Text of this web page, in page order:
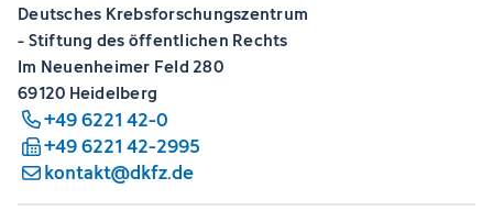
Deutsches Krebsforschungszentrum
- Stiftung des öffentlichen Rechts
Im Neuenheimer Feld 280
69120 Heidelberg
+49 6221 42-0
+49 6221 42-2995
kontakt@dkfz.de